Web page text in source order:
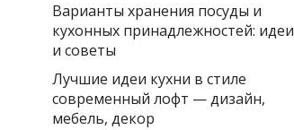
Варианты хранения посуды и
кухонных принадлежностей: идеи
и советы
Лучшие идеи кухни в стиле
современный лофт — дизайн,
мебель, декор